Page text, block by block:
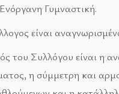
Γυμναστική.
είναι
του Συλλόγου είναι η
η σύμμετρη και